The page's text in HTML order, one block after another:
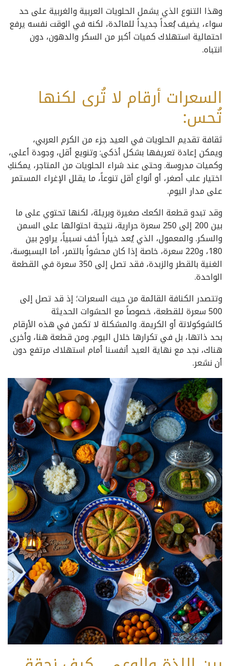
وهذا التنوع الذي يشمل الحلويات العربية والغربية على حد
سواء، يضيف بُعداً جديداً للمائدة، لكنه في الوقت نفسه يرفع
احتمالية استهلاك كميات أكبر من السكر والدهون، دون
انتباه.
السعرات أرقام لا تُرى لكنها
تُحس:
ثقافة تقديم الحلويات في العيد جزء من الكرم العربي،
ويمكن إعادة تعريفها بشكل أذكى: وتنويع أقل، وجودة أعلى،
وكميات مدروسة. وحتى عند شراء الحلويات من المتاجر، يمكنكِ
اختيار علب أصغر، أو أنواع أقل تنوعاً، ما يقلل الإغراء المستمر
على مدار اليوم.
وقد تبدو قطعة الكعك صغيرة وبريئة، لكنها تحتوي على ما
بين 200 إلى 250 سعرة حرارية، نتيجة احتوائها على السمن
والسكر. والمعمول، الذي يُعد خياراً أخف نسبياً، يراوح بين
180، و220 سعرة، خاصة إذا كان محشواً بالتمر، أما البسبوسة،
الغنية بالقطر والزبدة، فقد تصل إلى 350 سعرة في القطعة
الواحدة.
وتتصدر الكنافة القائمة من حيث السعرات؛ إذ قد تصل إلى
500 سعرة للقطعة، خصوصاً مع الحشوات الحديثة
كالشوكولاتة أو الكريمة. والمشكلة لا تكمن في هذه الأرقام
بحد ذاتها، بل في تكرارها خلال اليوم. ومن قطعة هنا، وأخرى
هناك، نجد مع نهاية العيد أنفسنا أمام استهلاك مرتفع دون
أن نشعر.